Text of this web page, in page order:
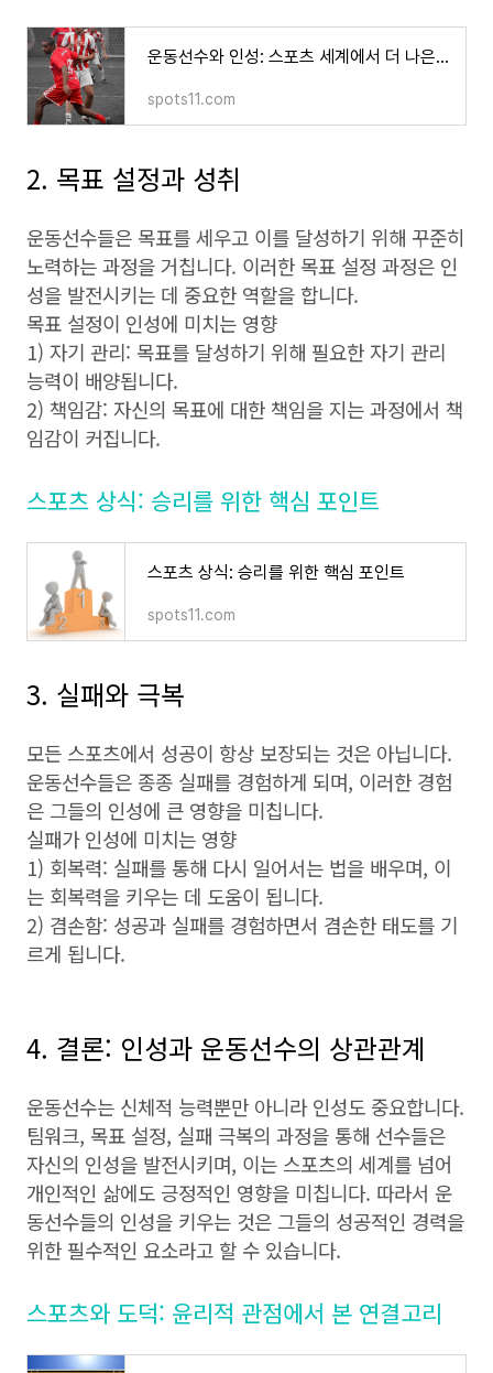
운동선수와 인성: 스포츠 세계에서 더 나은 인간적 가치를 위한 필요한 요소
spots11.com
2. 목표 설정과 성취
운동선수들은 목표를 세우고 이를 달성하기 위해 꾸준히
노력하는 과정을 거칩니다. 이러한 목표 설정 과정은 인
성을 발전시키는 데 중요한 역할을 합니다.
목표 설정이 인성에 미치는 영향
1) 자기 관리: 목표를 달성하기 위해 필요한 자기 관리
능력이 배양됩니다.
2) 책임감: 자신의 목표에 대한 책임을 지는 과정에서 책
임감이 커집니다.
스포츠 상식: 승리를 위한 핵심 포인트
스포츠 상식: 승리를 위한 핵심 포인트
spots11.com
3. 실패와 극복
모든 스포츠에서 성공이 항상 보장되는 것은 아닙니다.
운동선수들은 종종 실패를 경험하게 되며, 이러한 경험
은 그들의 인성에 큰 영향을 미칩니다.
실패가 인성에 미치는 영향
1) 회복력: 실패를 통해 다시 일어서는 법을 배우며, 이
는 회복력을 키우는 데 도움이 됩니다.
2) 겸손함: 성공과 실패를 경험하면서 겸손한 태도를 기
르게 됩니다.
4. 결론: 인성과 운동선수의 상관관계
운동선수는 신체적 능력뿐만 아니라 인성도 중요합니다.
팀워크, 목표 설정, 실패 극복의 과정을 통해 선수들은
자신의 인성을 발전시키며, 이는 스포츠의 세계를 넘어
개인적인 삶에도 긍정적인 영향을 미칩니다. 따라서 운
동선수들의 인성을 키우는 것은 그들의 성공적인 경력을
위한 필수적인 요소라고 할 수 있습니다.
스포츠와 도덕: 윤리적 관점에서 본 연결고리